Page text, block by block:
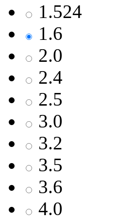
1.524
1.6
2.0
2.4
2.5
3.0
3.2
3.5
3.6
4.0